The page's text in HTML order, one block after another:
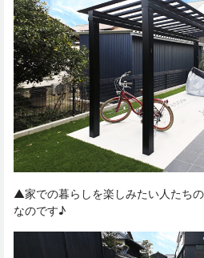
▲家での暮らしを楽しみたい人たちの
なのです♪